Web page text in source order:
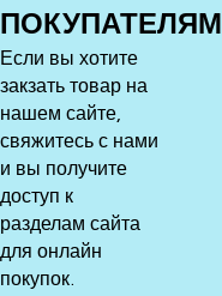
ПОКУПАТЕЛЯМ
Если вы хотите
закзать товар на
нашем сайте,
свяжитесь с нами
и вы получите
доступ к
разделам сайта
для онлайн
покупок.